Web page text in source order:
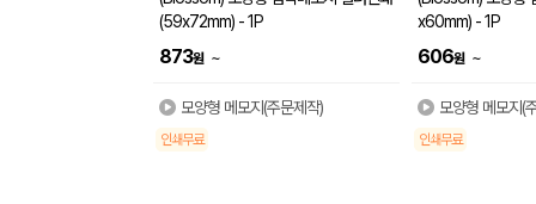
(59x72mm) - 1P
873원 ~
모양형 메모지(주문제작)
인쇄무료
x60mm) - 1P
606원 ~
모양형 메모지(
인쇄무료